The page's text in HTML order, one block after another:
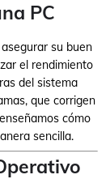
PC
su buen
el rendimiento
del sistema
que corrigen
cómo
sencilla.